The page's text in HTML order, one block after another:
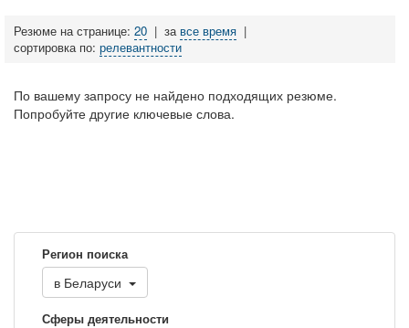
Резюме на странице: 20 | за все время |
сортировка по: релевантности
По вашему запросу не найдено подходящих резюме.
Попробуйте другие ключевые слова.
Регион поиска
в Беларуси
Сферы деятельности